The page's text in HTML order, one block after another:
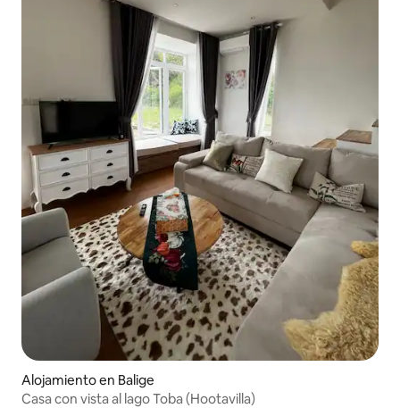
Alojamiento en Balige
Casa con vista al lago Toba (Hootavilla)